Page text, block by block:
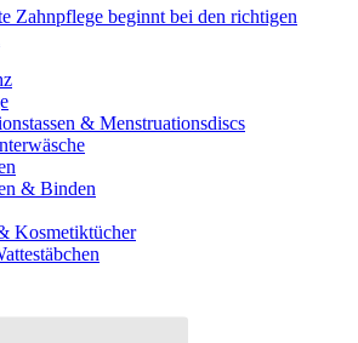
Zahnpflege beginnt bei den richtigen
& Menstruationsdiscs
& Binden
Kosmetiktücher